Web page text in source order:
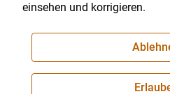
NEWSLETTER
einsehen und korrigieren.